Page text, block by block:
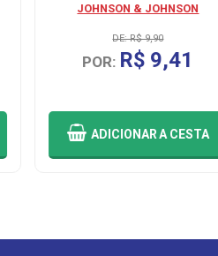
JOHNSON & JOHNSON
DE: R$ 9,90
POR: R$ 9,41
ADICIONARA CESTA